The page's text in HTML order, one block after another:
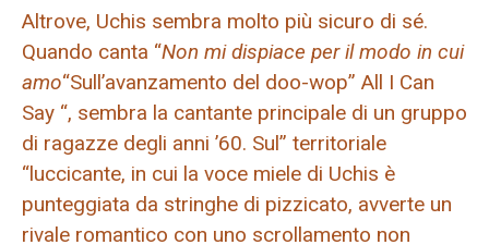
Altrove, Uchis sembra molto più sicuro di sé.
Quando canta “Non mi dispiace per il modo in cui
amo“Sull’avanzamento del doo-wop” All I Can
Say “, sembra la cantante principale di un gruppo
di ragazze degli anni ’60. Sul” territoriale
“luccicante, in cui la voce miele di Uchis è
punteggiata da stringhe di pizzicato, avverte un
rivale romantico con uno scrollamento non